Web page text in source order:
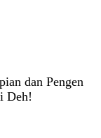
dan Pengen
Deh!